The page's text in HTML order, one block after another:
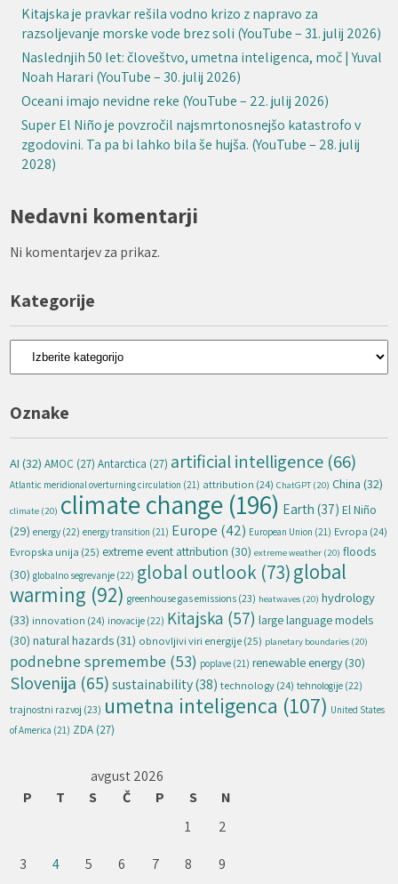
Kitajska je pravkar rešila vodno krizo z napravo za
razsoljevanje morske vode brez soli (YouTube – 31. julij 2026)
Naslednjih 50 let: človeštvo, umetna inteligenca, moč | Yuval
Noah Harari (YouTube – 30. julij 2026)
Oceani imajo nevidne reke (YouTube – 22. julij 2026)
Super El Niño je povzročil najsmrtonosnejšo katastrofo v
zgodovini. Ta pa bi lahko bila še hujša. (YouTube – 28. julij
2028)
Nedavni komentarji
Ni komentarjev za prikaz.
Kategorije
Kategorije
Oznake
AI (32) AMOC (27) Antarctica (27) artificial intelligence (66)
Atlantic meridional overturning circulation (21) attribution (24) ChatGPT (20) China (32)
climate (20) climate change (196) Earth (37) El Niño
(29) energy (22) energy transition (21) Europe (42) European Union (21) Evropa (24)
Evropska unija (25) extreme event attribution (30) extreme weather (20) floods
(30) globalno segrevanje (22) global outlook (73)global
warming (92) greenhouse gas emissions (23) heatwaves (20) hydrology
(33) innovation (24) inovacije (22) Kitajska (57) large language models
(30) natural hazards (31) obnovljivi viri energije(25) planetary boundaries (20)
podnebne spremembe (53) poplave (21) renewable energy (30)
Slovenija (65) sustainability(38) technology(24) tehnologije (22)
trajnostni razvoj (23) umetna inteligenca (107) United States
of America (21) ZDA (27)
avgust 2026
P
T S Č P S
N
1
2
3
4 5 6 7 8 9